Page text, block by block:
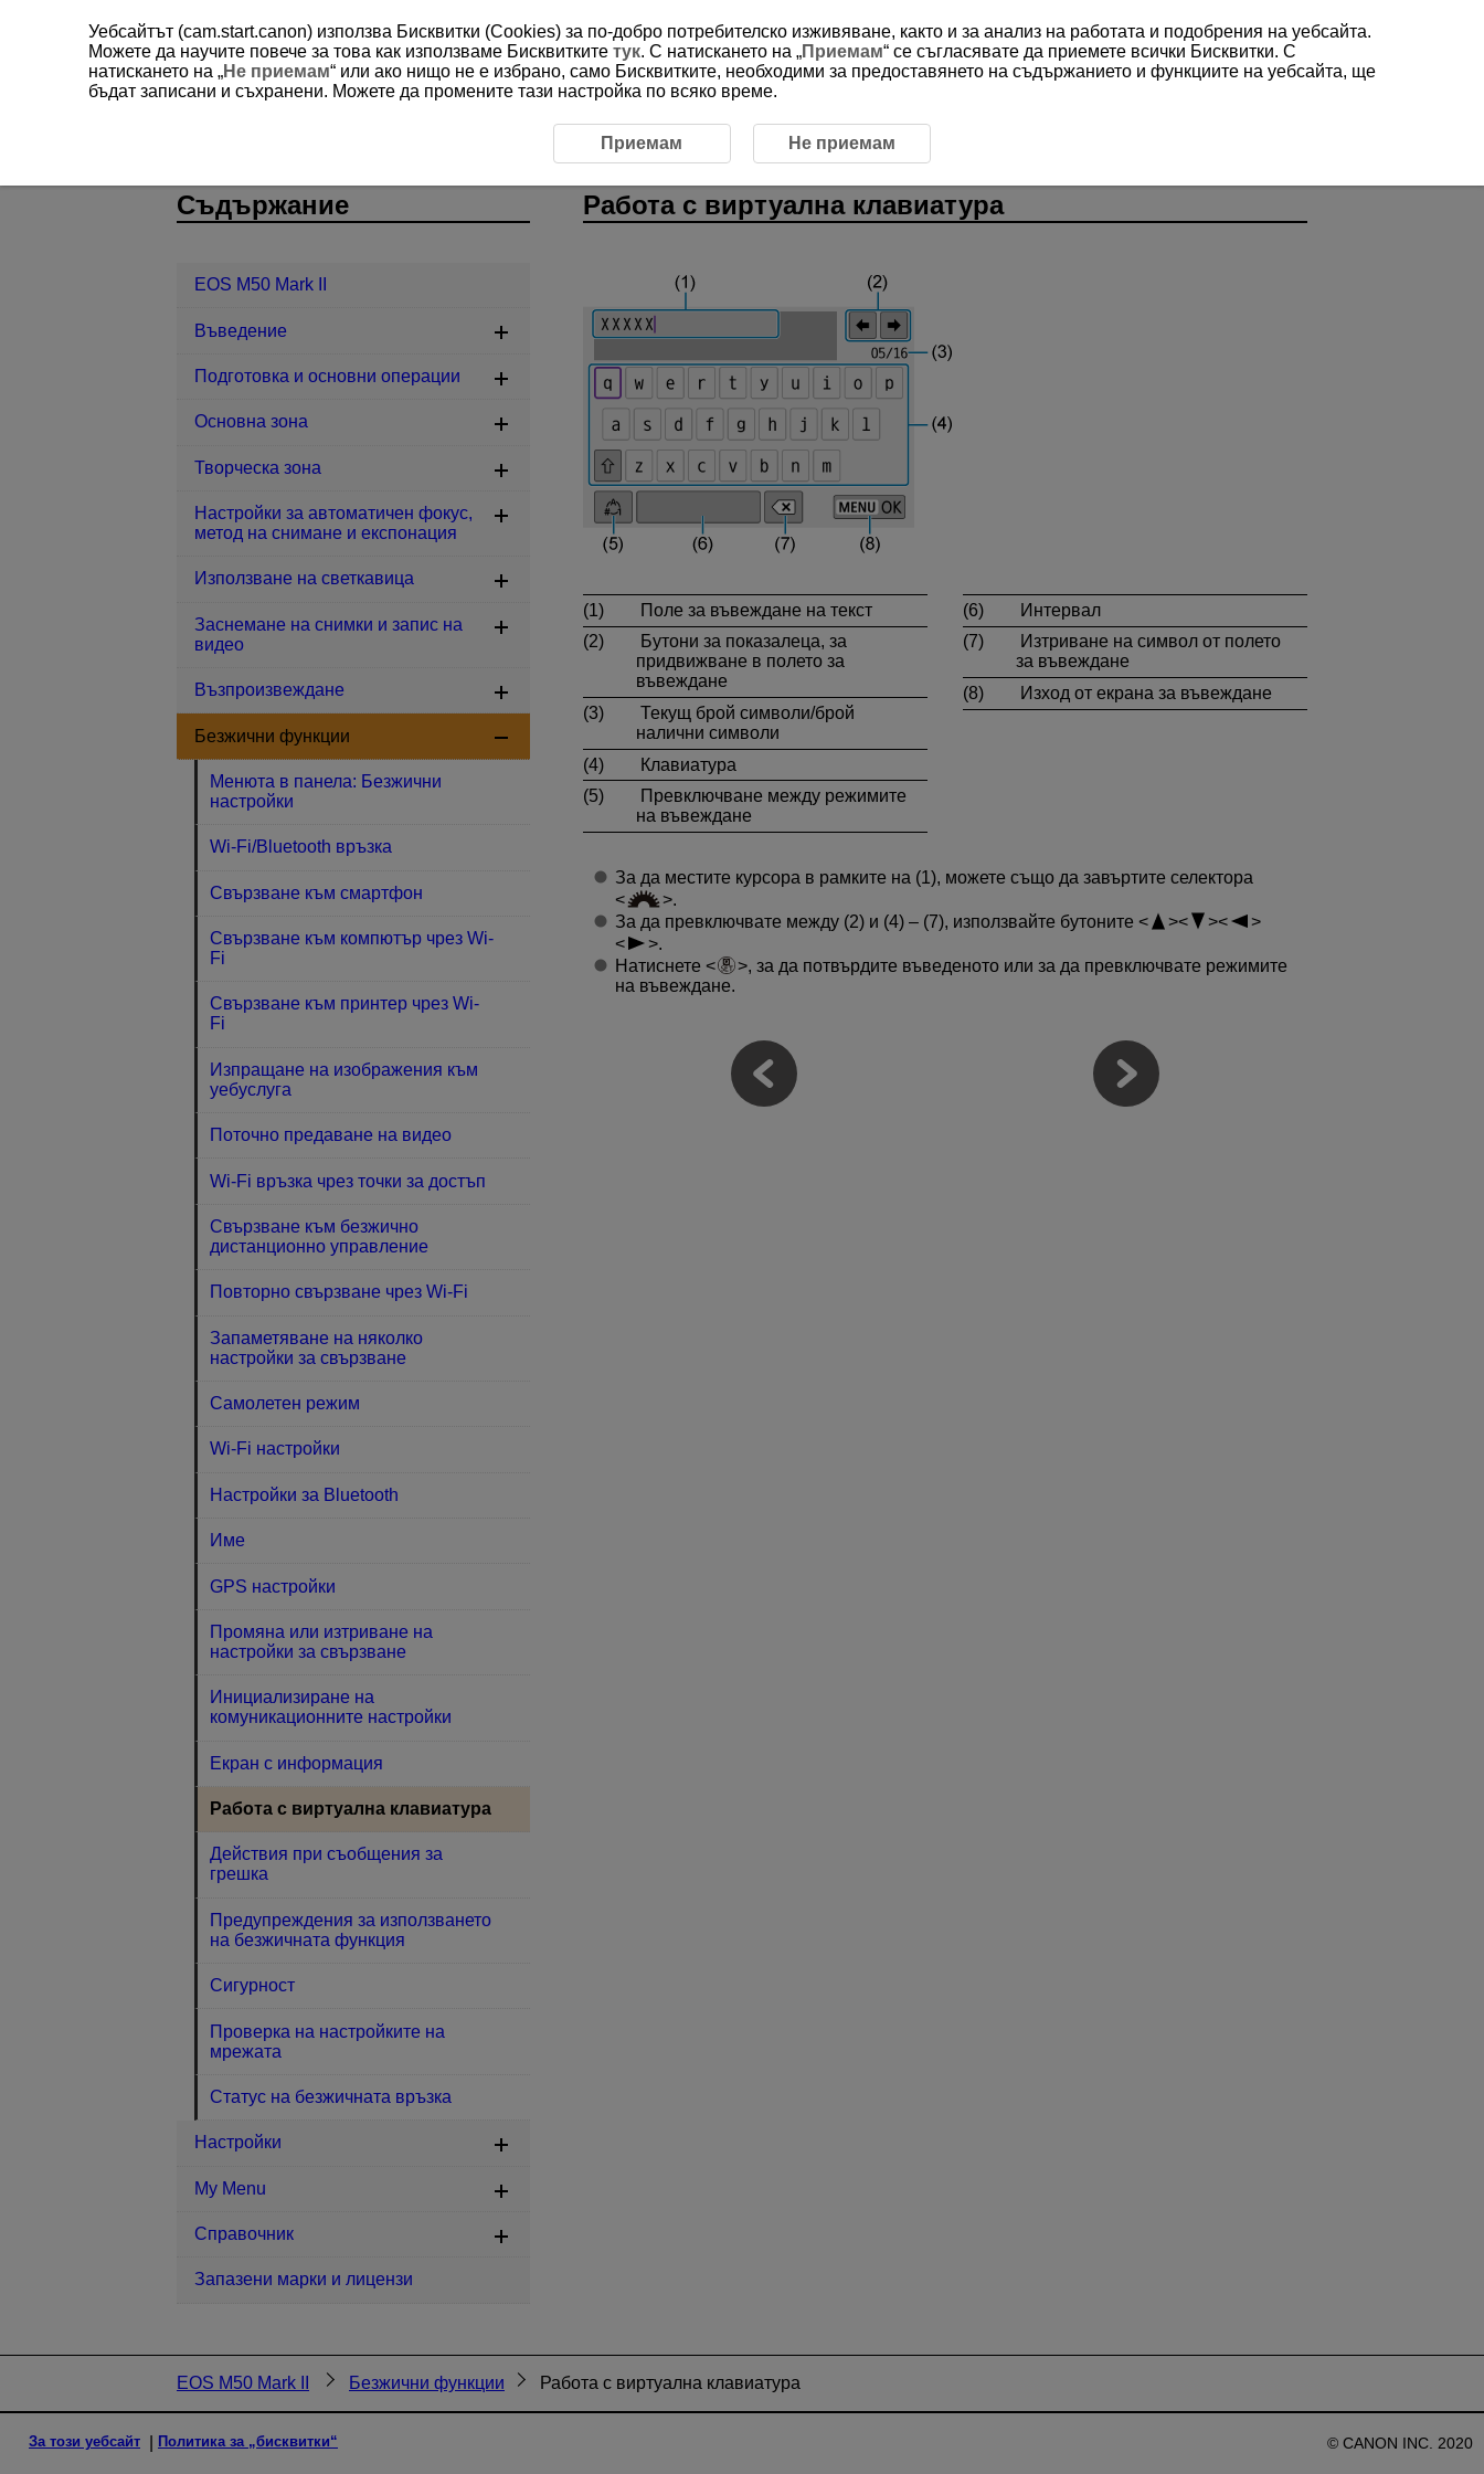
EOS M50 Mark II Безжични функции Работа с виртуална клавиатура
Работа с виртуална клавиатура
(1)
Поле за въвеждане на текст
(2)
Бутони за показалеца, за
придвижване в полето за
въвеждане
(3)
Текущ брой символи/брой
налични символи
(4)
Клавиатура
(5)
Превключване между режимите
на въвеждане
(6)
Интервал
(7)
Изтриване на символ от полето
за въвеждане
(8)
Изход от екрана за въвеждане
За да местите курсора в рамките на (1), можете също да завъртите селектора
.
За да превключвате между (2) и (4) – (7), използвайте бутоните
.
Натиснете
, за да потвърдите въведеното или за да превключвате режимите
на въвеждане.
Съдържание
EOS M50 Mark II
Въведение
Подготовка и основни операции
Основна зона
Творческа зона
Настройки за автоматичен фокус,
метод на снимане и експонация
Използване на светкавица
Заснемане на снимки и запис на
видео
Възпроизвеждане
Безжични функции
Менюта в панела: Безжични
настройки
Wi-Fi/Bluetooth връзка
Свързване към смартфон
Свързване към компютър чрез Wi-
Fi
Свързване към принтер чрез Wi-
Fi
Изпращане на изображения към
уебуслуга
Поточно предаване на видео
Wi-Fi връзка чрез точки за достъп
Свързване към безжично
дистанционно управление
Повторно свързване чрез Wi-Fi
Запаметяване на няколко
настройки за свързване
Самолетен режим
Wi-Fi настройки
Настройки за Bluetooth
Име
GPS настройки
Промяна или изтриване на
настройки за свързване
Инициализиране на
комуникационните настройки
Екран с информация
Работа с виртуална клавиатура
Действия при съобщения за
грешка
Предупреждения за използването
на безжичната функция
Сигурност
Проверка на настройките на
мрежата
Статус на безжичната връзка
Настройки
My Menu
Справочник
Запазени марки и лицензи
EOS M50 Mark II Безжични функции Работа с виртуална клавиатура
За този уебсайт Политика за „бисквитки“ © CANON INC. 2020
Уебсайтът (cam.start.canon) използва Бисквитки (Cookies) за по-добро потребителско изживяване, както и за анализ на работата и подобрения на уебсайта.
Можете да научите повече за това как използваме Бисквитките тук. С натискането на „Приемам“ се съгласявате да приемете всички Бисквитки. С
натискането на „Не приемам“ или ако нищо не е избрано, само Бисквитките, необходими за предоставянето на съдържанието и функциите на уебсайта, ще
бъдат записани и съхранени. Можете да промените тази настройка по всяко време.
Приемам Не приемам